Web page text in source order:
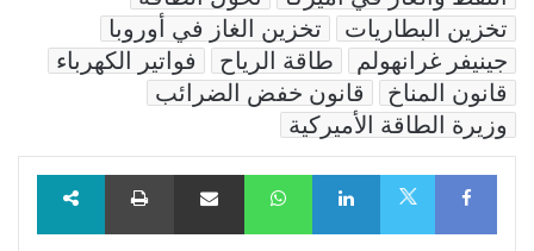
تخزين البطاريات
تخزين الغاز في أوروبا
جينيفر غرانهولم
طاقة الرياح
فواتير الكهرباء
قانون المناخ
قانون خفض الضرائب
وزيرة الطاقة الأميركية
Facebook
LinkedIn
WhatsAppمشاركة عبر البريد طباعة